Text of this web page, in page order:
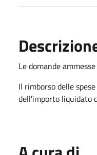
Le domande
Il rimborso delle
dell'importo liquidato